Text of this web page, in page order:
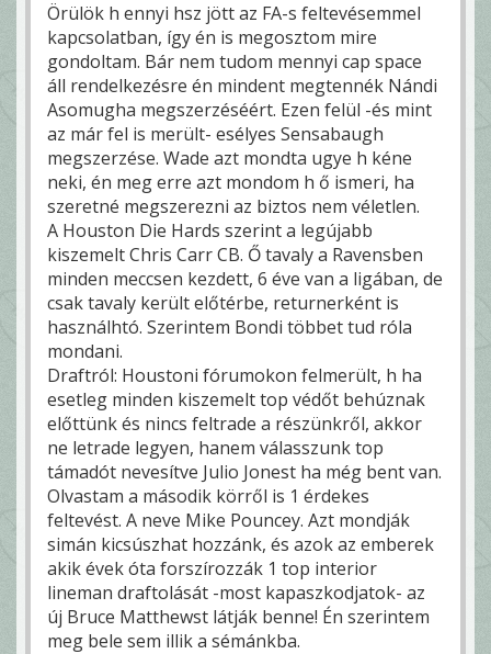
Örülök h ennyi hsz jött az FA-s feltevésemmel
kapcsolatban, így én is megosztom mire
gondoltam. Bár nem tudom mennyi cap space
áll rendelkezésre én mindent megtennék Nándi
Asomugha megszerzéséért. Ezen felül -és mint
az már fel is merült- esélyes Sensabaugh
megszerzése. Wade azt mondta ugye h kéne
neki, én meg erre azt mondom h ő ismeri, ha
szeretné megszerezni az biztos nem véletlen.
A Houston Die Hards szerint a legújabb
kiszemelt Chris Carr CB. Ő tavaly a Ravensben
minden meccsen kezdett, 6 éve van a ligában, de
csak tavaly került előtérbe, returnerként is
használhtó. Szerintem Bondi többet tud róla
mondani.
Draftról: Houstoni fórumokon felmerült, h ha
esetleg minden kiszemelt top védőt behúznak
előttünk és nincs feltrade a részünkről, akkor
ne letrade legyen, hanem válasszunk top
támadót nevesítve Julio Jonest ha még bent van.
Olvastam a második körről is 1 érdekes
feltevést. A neve Mike Pouncey. Azt mondják
simán kicsúszhat hozzánk, és azok az emberek
akik évek óta forszírozzák 1 top interior
lineman draftolását -most kapaszkodjatok- az
új Bruce Matthewst látják benne! Én szerintem
meg bele sem illik a sémánkba.